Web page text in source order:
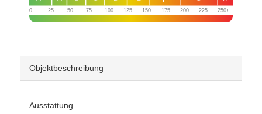
0 25 50 75 100 125 150 175 200 225 250+
Objekt­beschreibung
Ausstattung